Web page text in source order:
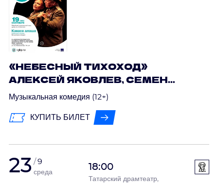
«НЕБЕСНЫЙ ТИХОХОД»
АЛЕКСЕЙ ЯКОВЛЕВ, СЕМЕН
ТИМОШЕНКО / ГАСТРОЛИ
ТЕАТРА ДРАМЫ ИМ. М.
Музыкальная комедия (12+)
КУПИТЬ БИЛЕТ
23 9
среда
18:00
Татарский драмтеатр,